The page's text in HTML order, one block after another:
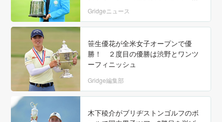
Gridgeニュース
笹生優花が全米女子オープンで優
勝！ ２度目の優勝は渋野とワンツ
ーフィニッシュ
Gridge編集部
木下稜介がブリヂストンゴルフのボ